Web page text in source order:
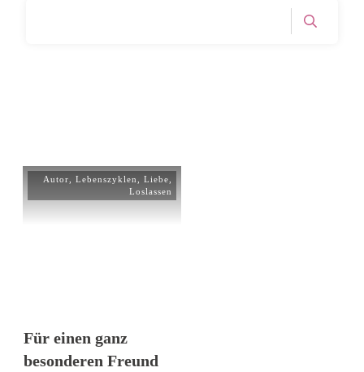
Autor Lebenszyklen Liebe
Loslassen
Für einen ganz
besonderen Freund